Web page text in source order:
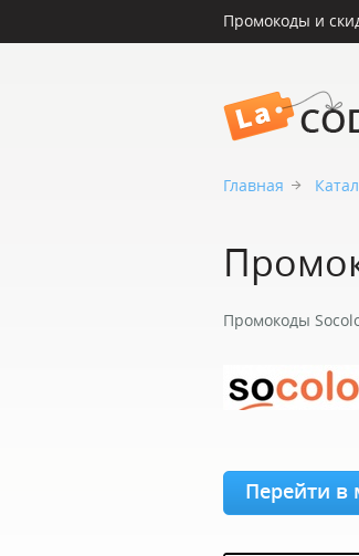
Промокоды и
Главная
Промокоды
Перейти в